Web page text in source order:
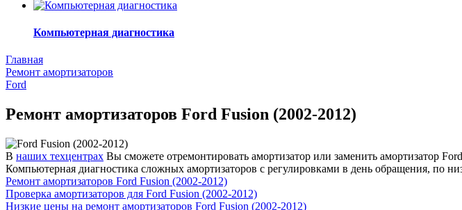
Компьютерная диагностика
Главная
Ремонт амортизаторов
Ford
Ремонт амортизаторов Ford Fusion (2002-2012)
В наших техцентрах Вы сможете отремонтировать амортизатор или заменить амортизатор
Компьютерная диагностика сложных амортизаторов с регулировками в день обращения, по
Ремонт амортизаторов Ford Fusion (2002-2012)
Проверка амортизаторов для Ford Fusion (2002-2012)
Низкие цены на ремонт амортизаторов Ford Fusion (2002-2012)